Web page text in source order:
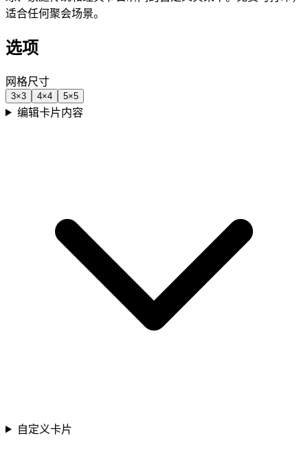
适合任何聚会场景。
选项
网格尺寸
3×3 4×4 5×5
编辑卡片内容
自定义卡片